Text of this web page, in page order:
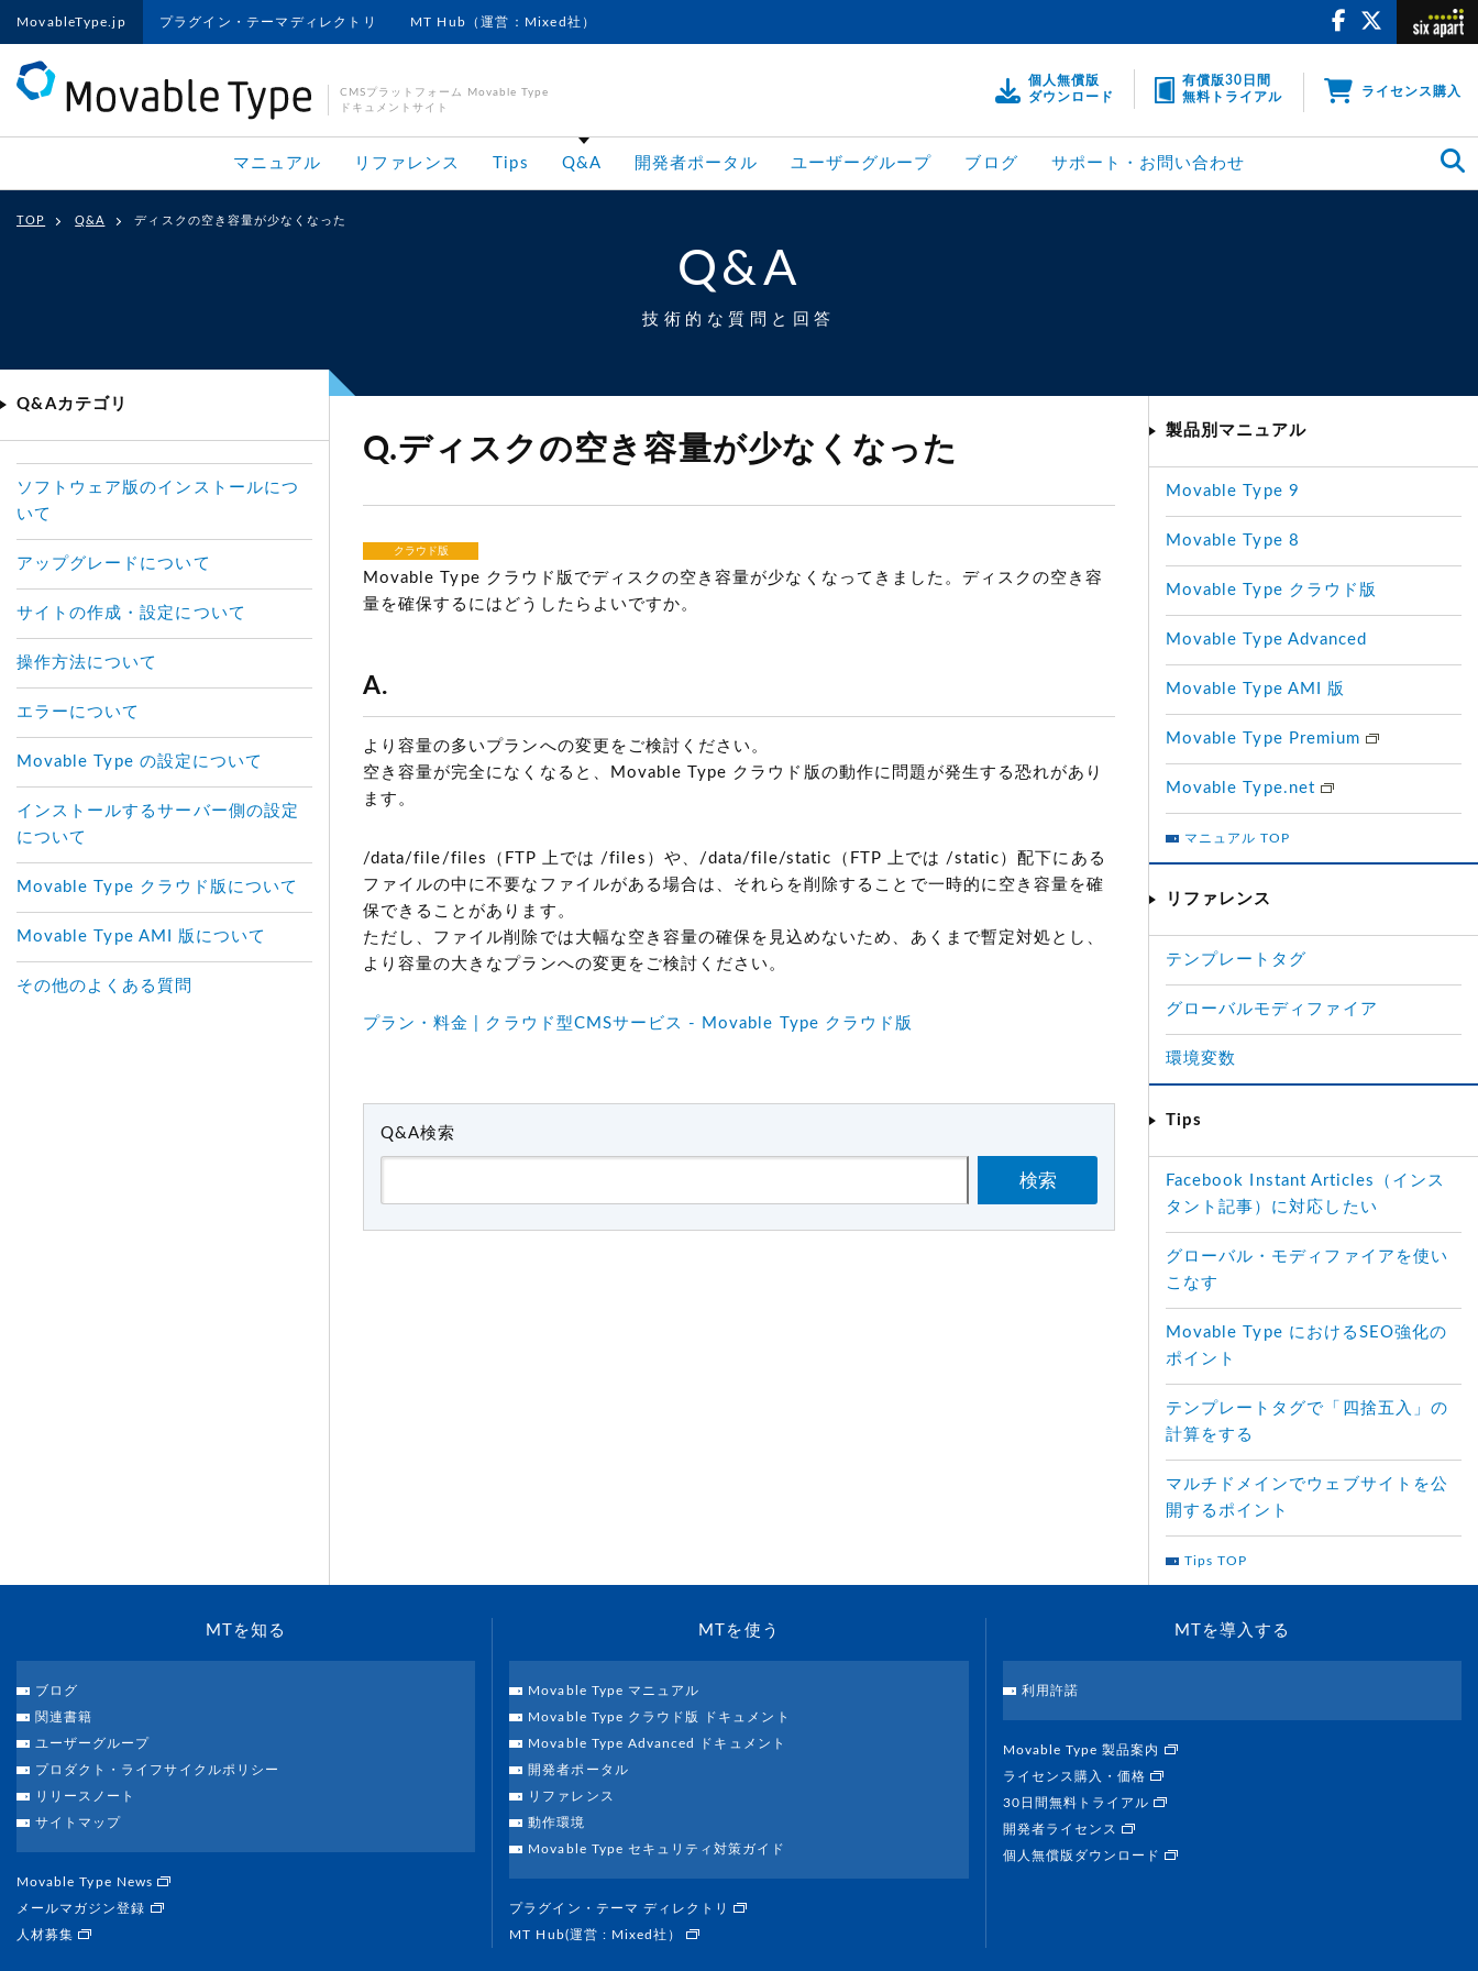
MovableType.jp プラグイン・テーマディレクトリ MT Hub（運営：Mixed社）
CMSプラットフォーム Movable Type
ドキュメントサイト
個人無償版
ダウンロード
有償版30日間
無料トライアル
ライセンス購入
マニュアル リファレンス Tips Q&A 開発者ポータル ユーザーグループ ブログ サポート・お問い合わせ
TOP Q&A ディスクの空き容量が少なくなった
Q&A
技術的な質問と回答
Q.ディスクの空き容量が少なくなった
クラウド版
Movable Type クラウド版でディスクの空き容量が少なくなってきました。ディスクの空き容
量を確保するにはどうしたらよいですか。
A.
より容量の多いプランへの変更をご検討ください。
空き容量が完全になくなると、Movable Type クラウド版の動作に問題が発生する恐れがあり
ます。
/data/file/files（FTP 上では /files）や、/data/file/static（FTP 上では /static）配下にある
ファイルの中に不要なファイルがある場合は、それらを削除することで一時的に空き容量を確
保できることがあります。
ただし、ファイル削除では大幅な空き容量の確保を見込めないため、あくまで暫定対処とし、
より容量の大きなプランへの変更をご検討ください。
プラン・料金 | クラウド型CMSサービス - Movable Type クラウド版
Q&A検索
検索
Q&Aカテゴリ
ソフトウェア版のインストールにつ
いて
アップグレードについて
サイトの作成・設定について
操作方法について
エラーについて
Movable Type の設定について
インストールするサーバー側の設定
について
Movable Type クラウド版について
Movable Type AMI 版について
その他のよくある質問
製品別マニュアル
Movable Type 9
Movable Type 8
Movable Type クラウド版
Movable Type Advanced
Movable Type AMI 版
Movable Type Premium
Movable Type.net
マニュアル TOP
リファレンス
テンプレートタグ
グローバルモディファイア
環境変数
Tips
Facebook Instant Articles（インス
タント記事）に対応したい
グローバル・モディファイアを使い
こなす
Movable Type におけるSEO強化の
ポイント
テンプレートタグで「四捨五入」の
計算をする
マルチドメインでウェブサイトを公
開するポイント
Tips TOP
MTを知る
ブログ
関連書籍
ユーザーグループ
プロダクト・ライフサイクルポリシー
リリースノート
サイトマップ
Movable Type News
メールマガジン登録
人材募集
MTを使う
Movable Type マニュアル
Movable Type クラウド版 ドキュメント
Movable Type Advanced ドキュメント
開発者ポータル
リファレンス
動作環境
Movable Type セキュリティ対策ガイド
プラグイン・テーマ ディレクトリ
MT Hub(運営 : Mixed社）
MTを導入する
利用許諾
Movable Type 製品案内
ライセンス購入・価格
30日間無料トライアル
開発者ライセンス
個人無償版ダウンロード